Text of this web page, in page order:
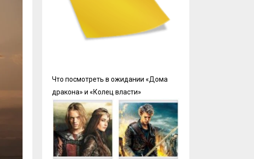
Что посмотреть в ожидании «Дома
дракона» и «Колец власти»